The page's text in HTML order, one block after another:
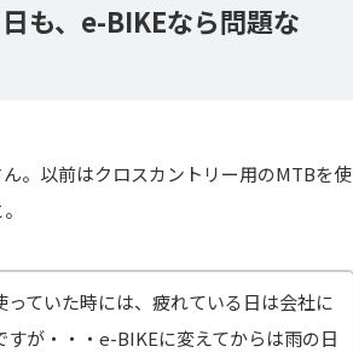
も、e-BIKEなら問題な
。以前はクロスカントリー用のMTBを使
ていた時には、疲れている日は会社に
が・・・e-BIKEに変えてからは雨の日